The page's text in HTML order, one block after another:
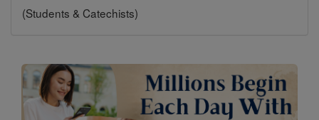
(Students & Catechists)